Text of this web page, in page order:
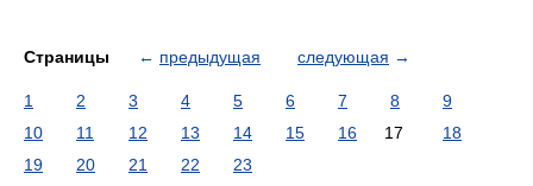
Страницы ← предыдущая следующая →
1 2 3 4 5 6 7 8
9
10
11 12 13 14 15 16 17
18
19
20 21 22 23